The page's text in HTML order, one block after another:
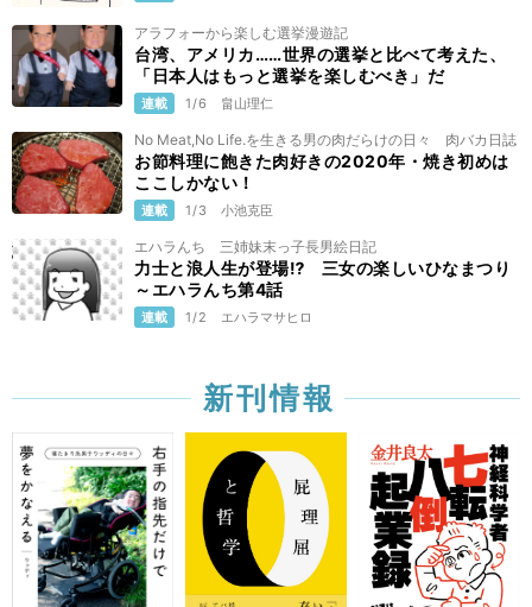
アラフォーから楽しむ選挙漫遊記
台湾、アメリカ……世界の選挙と比べて考えた、
「日本人はもっと選挙を楽しむべき」だ
連載 1/6 畠山理仁
No Meat,No Life.を生きる男の肉だらけの日々 肉バカ日誌
お節料理に飽きた肉好きの2020年・焼き初めは
ここしかない！
連載 1/3 小池克臣
エハラんち 三姉妹末っ子長男絵日記
力士と浪人生が登場⁉️ 三女の楽しいひなまつり
～エハラんち第4話
連載 1/2 エハラマサヒロ
新刊情報